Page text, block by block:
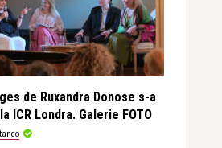
de Ruxandra Donose s-a
ICR Londra. Galerie FOTO